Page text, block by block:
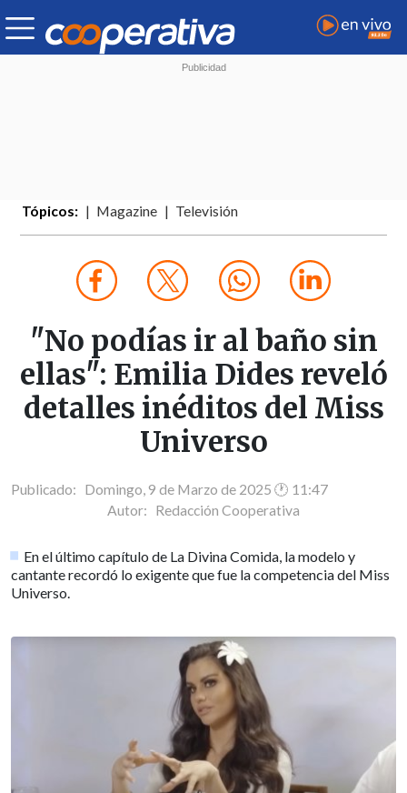
Tópicos: Magazine Televisión
"No podías ir al baño sin
ellas": Emilia Dides reveló
detalles inéditos del Miss
Universo
Publicado: Domingo, 9 de Marzo de 2025 🕐 11:47
Autor: Redacción Cooperativa
En el último capítulo de La Divina Comida, la modelo y
cantante recordó lo exigente que fue la competencia del Miss
Universo.